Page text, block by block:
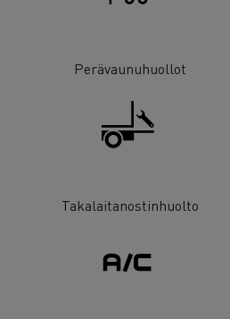
Perävaunuhuollot
Takalaitanostinhuolto